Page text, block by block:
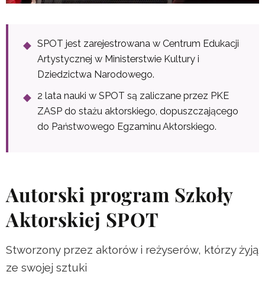
SPOT jest zarejestrowana w Centrum Edukacji
Artystycznej w Ministerstwie Kultury i
Dziedzictwa Narodowego.
2 lata nauki w SPOT są zaliczane przez PKE
ZASP do stażu aktorskiego, dopuszczającego
do Państwowego Egzaminu Aktorskiego.
Autorski program Szkoły
Aktorskiej SPOT
Stworzony przez aktorów i reżyserów, którzy żyją
ze swojej sztuki